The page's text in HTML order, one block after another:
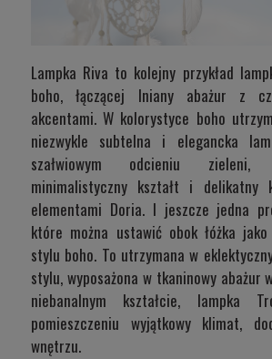
Lampka Riva to kolejny przykład
boho, łączącej lniany abażur z
akcentami. W kolorystyce boho
niezwykle subtelna i elegancka
szałwiowym odcieniu zieleni,
minimalistyczny kształt i delikatny
elementami Doria. I jeszcze jedna
które można ustawić obok łóżka
stylu boho. To utrzymana w
stylu, wyposażona w tkaninowy abażur
niebanalnym kształcie, lampka
pomieszczeniu wyjątkowy klimat,
wnętrzu.